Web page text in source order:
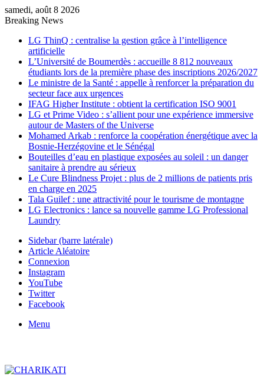
samedi, août 8 2026
Breaking News
LG ThinQ : centralise la gestion grâce à l’intelligence
artificielle
L’Université de Boumerdès : accueille 8 812 nouveaux
étudiants lors de la première phase des inscriptions 2026/2027
Le ministre de la Santé : appelle à renforcer la préparation du
secteur face aux urgences
IFAG Higher Institute : obtient la certification ISO 9001
LG et Prime Video : s’allient pour une expérience immersive
autour de Masters of the Universe
Mohamed Arkab : renforce la coopération énergétique avec la
Bosnie-Herzégovine et le Sénégal
Bouteilles d’eau en plastique exposées au soleil : un danger
sanitaire à prendre au sérieux
Le Cure Blindness Projet : plus de 2 millions de patients pris
en charge en 2025
Tala Guilef : une attractivité pour le tourisme de montagne
LG Electronics : lance sa nouvelle gamme LG Professional
Laundry
Sidebar (barre latérale)
Article Aléatoire
Connexion
Instagram
YouTube
Twitter
Facebook
Menu